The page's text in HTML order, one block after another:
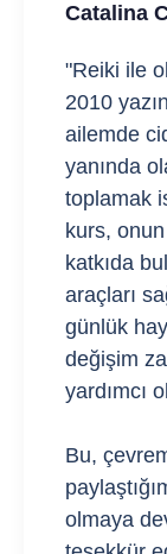
"Reiki ile
2010
ailemde
yanında
toplamak
kurs,
katkıda
araçları
günlük
değişim
yardımcı
Bu,
olmaya
Catalina